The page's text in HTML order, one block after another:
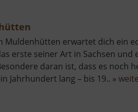
Muldenhütten erwartet dich ein
erste seiner Art in Sachsen
daran ist, dass es noch
Jahrhundert lang – bis 19.. »